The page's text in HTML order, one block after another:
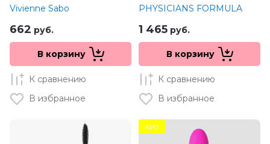
Vivienne Sabo
662 руб.
В корзину
К сравнению
В избранное
PHYSICIANS FORMULA
1 465 руб.
В корзину
К сравнению
В избранное
ХИТ